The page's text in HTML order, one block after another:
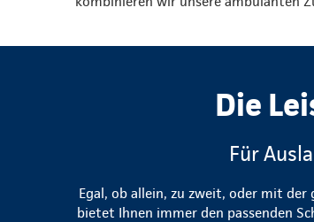
Die
Für
Egal, ob allein, zu zweit, oder mit der
bietet Ihnen immer den passenden